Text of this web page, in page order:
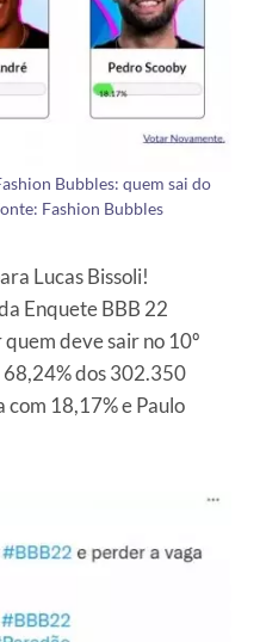
Bubbles: quem sai do
Fashion Bubbles
Lucas Bissoli!
Enquete BBB 22
deve sair no 10º
dos 302.350
com 18,17% e Paulo